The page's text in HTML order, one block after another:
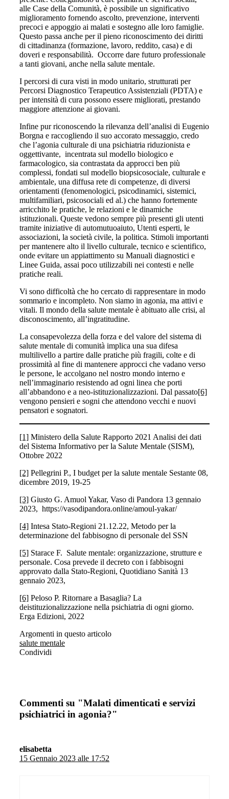
alle Case della Comunità, è possibile un significativo
miglioramento fornendo ascolto, prevenzione, interventi
precoci e appoggio ai malati e sostegno alle loro famiglie.
Questo passa anche per il pieno riconoscimento dei diritti
di cittadinanza (formazione, lavoro, reddito, casa) e di
doveri e responsabilità. Occorre dare futuro professionale
a tanti giovani, anche nella salute mentale.
I percorsi di cura visti in modo unitario, strutturati per
Percorsi Diagnostico Terapeutico Assistenziali (PDTA) e
per intensità di cura possono essere migliorati, prestando
maggiore attenzione ai giovani.
Infine pur riconoscendo la rilevanza dell’analisi di Eugenio
Borgna e raccogliendo il suo accorato messaggio, credo
che l’agonia culturale di una psichiatria riduzionista e
oggettivante, incentrata sul modello biologico e
farmacologico, sia contrastata da approcci ben più
complessi, fondati sul modello biopsicosociale, culturale e
ambientale, una diffusa rete di competenze, di diversi
orientamenti (fenomenologici, psicodinamici, sistemici,
multifamiliari, psicosociali ed al.) che hanno fortemente
arricchito le pratiche, le relazioni e le dinamiche
istituzionali. Queste vedono sempre più presenti gli utenti
tramite iniziative di automutuoaiuto, Utenti esperti, le
associazioni, la società civile, la politica. Stimoli importanti
per mantenere alto il livello culturale, tecnico e scientifico,
onde evitare un appiattimento su Manuali diagnostici e
Linee Guida, assai poco utilizzabili nei contesti e nelle
pratiche reali.
Vi sono difficoltà che ho cercato di rappresentare in modo
sommario e incompleto. Non siamo in agonia, ma attivi e
vitali. Il mondo della salute mentale è abituato alle crisi, al
disconoscimento, all’ingratitudine.
La consapevolezza della forza e del valore del sistema di
salute mentale di comunità implica una sua difesa
multilivello a partire dalle pratiche più fragili, colte e di
prossimità al fine di mantenere approcci che vadano verso
le persone, le accolgano nel nostro mondo interno e
nell’immaginario resistendo ad ogni linea che porti
all’abbandono e a neo-istituzionalizzazioni. Dal passato[6]
vengono pensieri e sogni che attendono vecchi e nuovi
pensatori e sognatori.
[1] Ministero della Salute Rapporto 2021 Analisi dei dati
del Sistema Informativo per la Salute Mentale (SISM),
Ottobre 2022
[2] Pellegrini P., I budget per la salute mentale Sestante 08,
dicembre 2019, 19-25
[3] Giusto G. Amuol Yakar, Vaso di Pandora 13 gennaio
2023, https://vasodipandora.online/amoul-yakar/
[4] Intesa Stato-Regioni 21.12.22, Metodo per la
determinazione del fabbisogno di personale del SSN
[5] Starace F. Salute mentale: organizzazione, strutture e
personale. Cosa prevede il decreto con i fabbisogni
approvato dalla Stato-Regioni, Quotidiano Sanità 13
gennaio 2023,
[6] Peloso P. Ritornare a Basaglia? La
deistituzionalizzazione nella psichiatria di ogni giorno.
Erga Edizioni, 2022
Argomenti in questo articolo
salute mentale
Condividi
Commenti su "Malati dimenticati e servizi
psichiatrici in agonia?"
elisabetta
15 Gennaio 2023 alle 17:52